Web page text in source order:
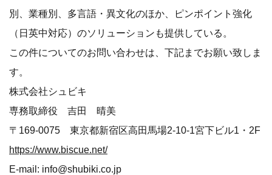
別、業種別、多言語・異文化のほか、ピンポイント強化
（日英中対応）のソリューションも提供している。
この件についてのお問い合わせは、下記までお願い致しま
す。
株式会社シュビキ
専務取締役 吉田 晴美
〒169-0075 東京都新宿区高田馬場2-10-1宮下ビル1・2F
https://www.biscue.net/
E-mail: info@shubiki.co.jp